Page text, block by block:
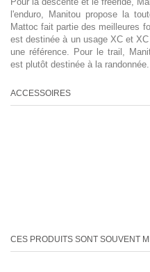
l'enduro, Manitou propose la
Mattoc fait partie des meilleures
est destinée à un usage XC et
une référence. Pour le trail,
est plutôt destinée à la randonnée.
ACCESSOIRES
CES PRODUITS SONT SOUVENT